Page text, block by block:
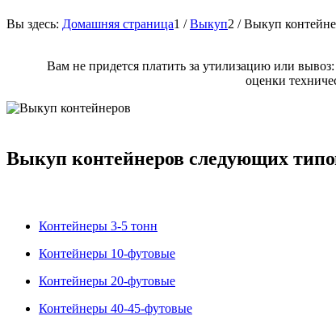
Вы здесь: Домашняя страница1 / Выкуп2 / Выкуп
Вам не придется платить за утилизацию или
оценки
Выкуп контейнеров следующих
Контейнеры 3-5 тонн
Контейнеры 10-футовые
Контейнеры 20-футовые
Контейнеры 40-45-футовые